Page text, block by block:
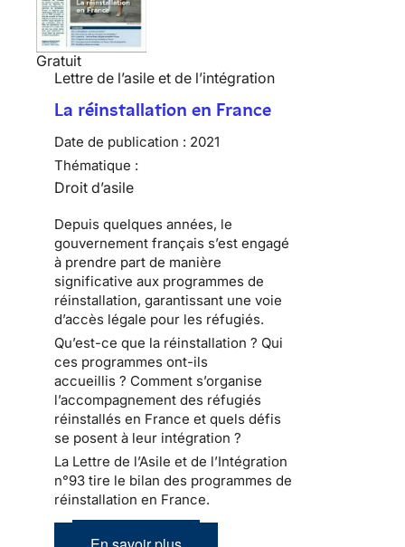
Gratuit
Lettre de l’asile et de l’intégration
La réinstallation en France
Date de publication : 2021
Thématique :
Droit d’asile
Depuis quelques années, le
gouvernement français s’est engagé
à prendre part de manière
significative aux programmes de
réinstallation, garantissant une voie
d’accès légale pour les réfugiés.
Qu’est-ce que la réinstallation ? Qui
ces programmes ont-ils
accueillis ? Comment s’organise
l’accompagnement des réfugiés
réinstallés en France et quels défis
se posent à leur intégration ?
La Lettre de l’Asile et de l’Intégration
n°93 tire le bilan des programmes de
réinstallation en France.